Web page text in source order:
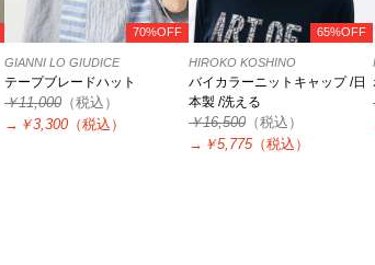
70%OFF
GIANNI LO GIUDICE
テープブレードハット
￥11,000 （税込）
→ ￥3,300 （税込）
65%OFF
HIROKO KOSHINO
バイカラーニットキャップ /日
本製 /洗える
￥16,500 （税込）
→ ￥5,775（税込）